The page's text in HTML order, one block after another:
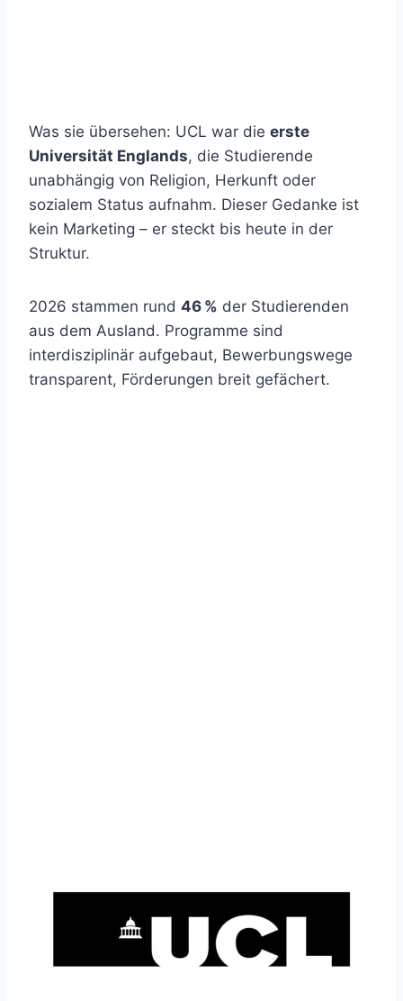
Was sie übersehen: UCL war die erste
Universität Englands, die Studierende
unabhängig von Religion, Herkunft oder
sozialem Status aufnahm. Dieser Gedanke ist
kein Marketing – er steckt bis heute in der
Struktur.
2026 stammen rund 46 % der Studierenden
aus dem Ausland. Programme sind
interdisziplinär aufgebaut, Bewerbungswege
transparent, Förderungen breit gefächert.